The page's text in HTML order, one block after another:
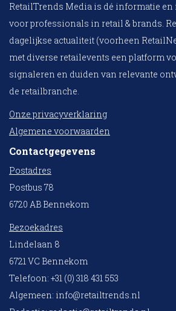
RetailTrends Media is dé informatie
voor professionals in retail & brands.
dagelijkse actualiteit (voorheen
met diverse retailevents een platform
signaleren en duiden van relevante
de retailbranche.
Onze privacyverklaring
Algemene voorwaarden
Contactgegevens
Postadres
Postbus 78
6720 AB Bennekom
Bezoekadres
Lindelaan 8
6721 VC Bennekom
Telefoon: +31 (0) 318 431 553
Algemeen: info@retailtrends.nl